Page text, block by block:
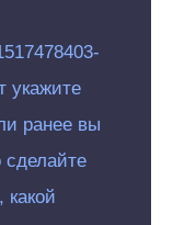
укажите
ранее вы
сделайте
какой